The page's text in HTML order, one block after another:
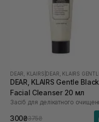
DEAR, KLAIRS
DEAR, KLAIRS Gentle Black
Facial Cleanser 20 мл
300₴375₴